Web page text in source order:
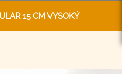
15 CM VYSOKÝ